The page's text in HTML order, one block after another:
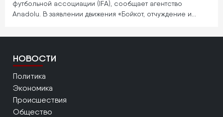
футбольной ассоциации (IFA), сообщает агентство
Anadolu. В заявлении движения «Бойкот, отчуждение и…
НОВОСТИ
Политика
Экономика
Происшествия
Общество